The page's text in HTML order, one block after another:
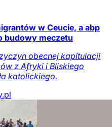
w Ceucie, a abp
budowy meczetu
obecnej kapitulacji
z Afryki i Bliskiego
katolickiego.